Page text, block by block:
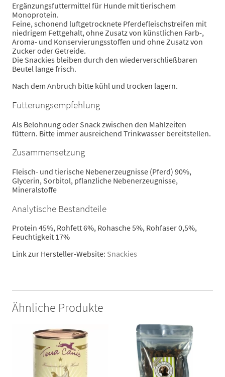
Ergänzungsfuttermittel für Hunde mit tierischem
Monoprotein.
Feine, schonend luftgetrocknete Pferdefleischstreifen mit
niedrigem Fettgehalt, ohne Zusatz von künstlichen Farb-,
Aroma- und Konservierungsstoffen und ohne Zusatz von
Zucker oder Getreide.
Die Snackies bleiben durch den wiederverschließbaren
Beutel lange frisch.
Nach dem Anbruch bitte kühl und trocken lagern.
Fütterungsempfehlung
Als Belohnung oder Snack zwischen den Mahlzeiten
füttern. Bitte immer ausreichend Trinkwasser bereitstellen.
Zusammensetzung
Fleisch- und tierische Nebenerzeugnisse (Pferd) 90%,
Glycerin, Sorbitol, pflanzliche Nebenerzeugnisse,
Mineralstoffe
Analytische Bestandteile
Protein 45%, Rohfett 6%, Rohasche 5%, Rohfaser 0,5%,
Feuchtigkeit 17%
Link zur Hersteller-Website: Snackies
Ähnliche Produkte